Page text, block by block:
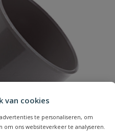
van cookies
te personaliseren, om
ons websiteverkeer te analyseren.